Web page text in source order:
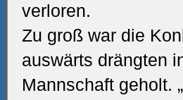
verloren.
Zu groß war die
auswärts drängten
Mannschaft geholt.